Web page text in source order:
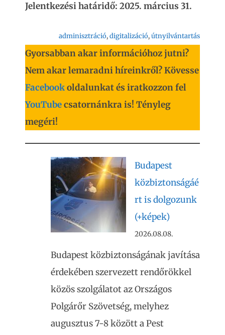
Jelentkezési határidő: 2025. március 31.
adminisztráció, digitalizáció, útnyilvántartás
Gyorsabban akar információhoz jutni?
Nem akar lemaradni híreinkről? Kövesse
Facebookoldalunkat és iratkozzon fel
YouTubecsatornánkra is! Tényleg
megéri!
Budapest
közbiztonságáé
rt is dolgozunk
(+képek)
2026.08.08.
Budapest közbiztonságának javítása
érdekében szervezett rendőrökkel
közös szolgálatot az Országos
Polgárőr Szövetség, melyhez
augusztus 7-8 között a Pest